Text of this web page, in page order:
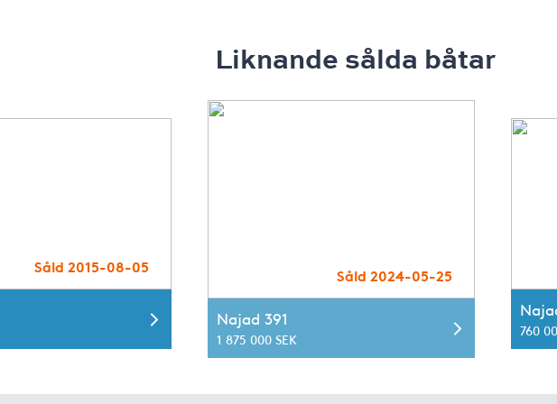
Liknande sålda båtar
Såld 2015-08-05 Såld 2024-05-25
Najad 391
1 875 000 SEK 760